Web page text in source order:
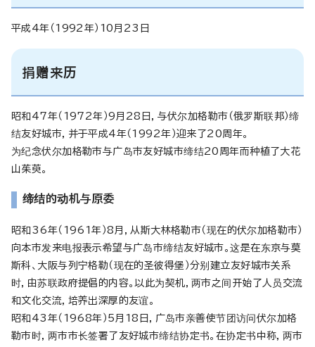
平成4年（1992年）10月23日
捐赠来历
昭和47年（1972年）9月28日，与伏尔加格勒市（俄罗斯联邦）缔
结友好城市，并于平成4年（1992年）迎来了20周年。
为纪念伏尔加格勒市与广岛市友好城市缔结20周年而种植了大花
山茱萸。
缔结的动机与原委
昭和36年（1961年）8月，从斯大林格勒市（现在的伏尔加格勒市）
向本市发来电报表示希望与广岛市缔结友好城市。这是在东京与莫
斯科、大阪与列宁格勒（现在的圣彼得堡）分别建立友好城市关系
时，由苏联政府提倡的内容。以此为契机，两市之间开始了人员交流
和文化交流，培养出深厚的友谊。
昭和43年（1968年）5月18日，广岛市亲善使节团访问伏尔加格
勒市时，两市市长签署了友好城市缔结协定书。在协定书中称，两市